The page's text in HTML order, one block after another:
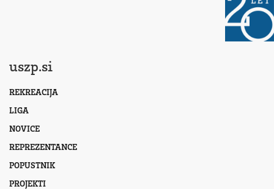
uszp.si
REKREACIJA
LIGA
NOVICE
REPREZENTANCE
POPUSTNIK
PROJEKTI